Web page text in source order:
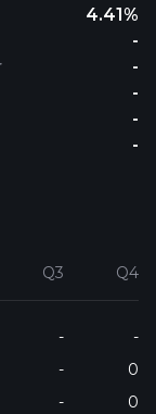
4.41%
-
-
-
-
-
Q3 Q4
-
-
-
0
-
0